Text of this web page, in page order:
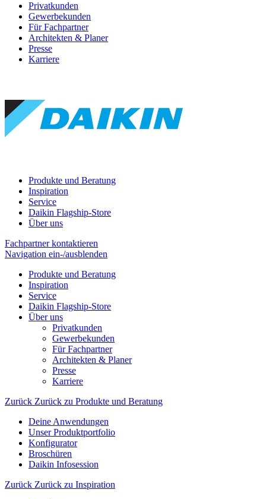
Privatkunden
Gewerbekunden
Für Fachpartner
Architekten & Planer
Presse
Karriere
Produkte und Beratung
Inspiration
Service
Daikin Flagship-Store
Über uns
Fachpartner kontaktieren
Navigation ein-/ausblenden
Produkte und Beratung
Inspiration
Service
Daikin Flagship-Store
Über uns
Privatkunden
Gewerbekunden
Für Fachpartner
Architekten & Planer
Presse
Karriere
Zurück Zurück zu Produkte und Beratung
Deine Anwendungen
Unser Produktportfolio
Konfigurator
Broschüren
Daikin Infosession
Zurück Zurück zu Inspiration